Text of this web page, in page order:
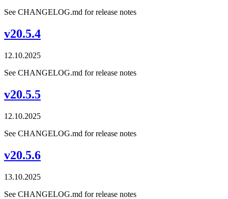
See CHANGELOG.md for release notes
v20.5.4
12.10.2025
See CHANGELOG.md for release notes
v20.5.5
12.10.2025
See CHANGELOG.md for release notes
v20.5.6
13.10.2025
See CHANGELOG.md for release notes